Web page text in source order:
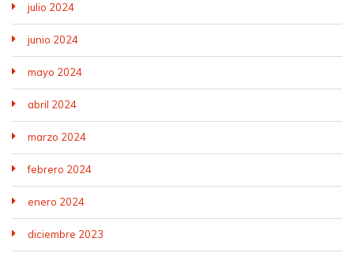
julio 2024
junio 2024
mayo 2024
abril 2024
marzo 2024
febrero 2024
enero 2024
diciembre 2023